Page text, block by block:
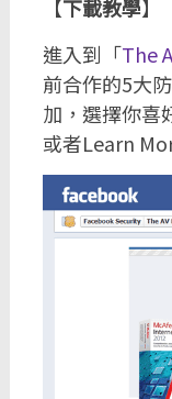
【下載教學】
進入到「The
前合作的5大
加，選擇你喜
或者Learn